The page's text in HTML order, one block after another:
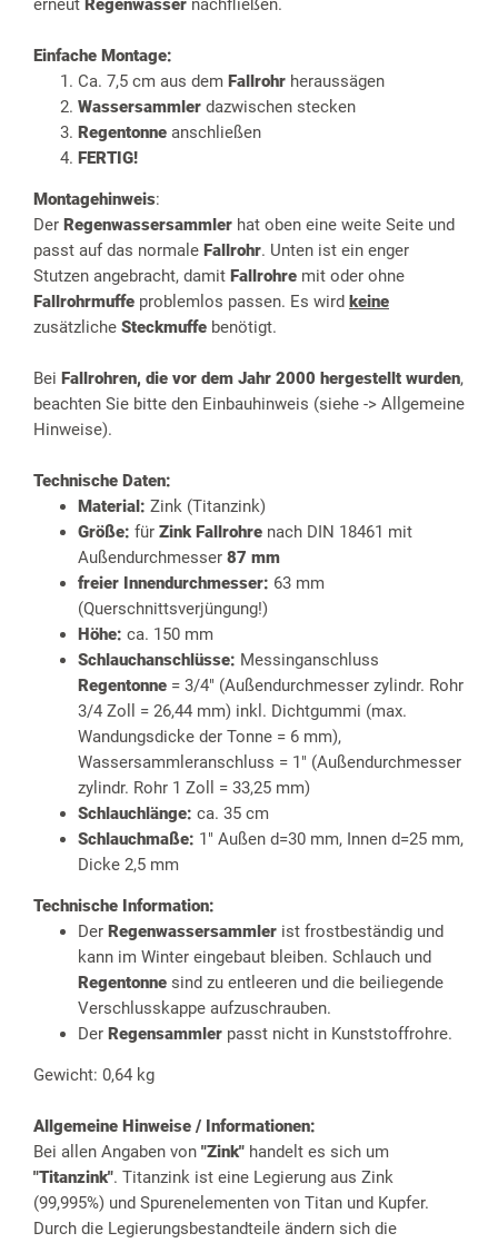
erneut Regenwasser nachfließen.
Einfache Montage:
Ca. 7,5 cm aus dem Fallrohr heraussägen
Wassersammler dazwischen stecken
Regentonne anschließen
FERTIG!
Montagehinweis:
Der Regenwassersammler hat oben eine weite Seite und
passt auf das normale Fallrohr. Unten ist ein enger
Stutzen angebracht, damit Fallrohre mit oder ohne
Fallrohrmuffe problemlos passen. Es wird keine
zusätzliche Steckmuffe benötigt.
Bei Fallrohren, die vor dem Jahr 2000 hergestellt wurden,
beachten Sie bitte den Einbauhinweis (siehe -> Allgemeine
Hinweise).
Technische Daten:
Material: Zink (Titanzink)
Größe: für Zink Fallrohre nach DIN 18461 mit
Außendurchmesser 87 mm
freier Innendurchmesser: 63 mm
(Querschnittsverjüngung!)
Höhe: ca. 150 mm
Schlauchanschlüsse: Messinganschluss
Regentonne = 3/4" (Außendurchmesser zylindr. Rohr
3/4 Zoll = 26,44 mm) inkl. Dichtgummi (max.
Wandungsdicke der Tonne = 6 mm),
Wassersammleranschluss = 1" (Außendurchmesser
zylindr. Rohr 1 Zoll = 33,25 mm)
Schlauchlänge: ca. 35 cm
Schlauchmaße: 1" Außen d=30 mm, Innen d=25 mm,
Dicke 2,5 mm
Technische Information:
Der Regenwassersammler ist frostbeständig und
kann im Winter eingebaut bleiben. Schlauch und
Regentonne sind zu entleeren und die beiliegende
Verschlusskappe aufzuschrauben.
Der Regensammler passt nicht in Kunststoffrohre.
Gewicht: 0,64 kg
Allgemeine Hinweise / Informationen:
Bei allen Angaben von "Zink" handelt es sich um
"Titanzink". Titanzink ist eine Legierung aus Zink
(99,995%) und Spurenelementen von Titan und Kupfer.
Durch die Legierungsbestandteile ändern sich die